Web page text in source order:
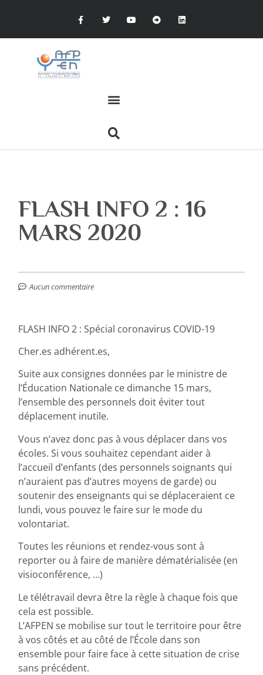
FLASH INFO 2 : 16
MARS 2020
Aucun commentaire
FLASH INFO 2 : Spécial coronavirus COVID-19
Cher.es adhérent.es,
Suite aux consignes données par le ministre de
l’Éducation Nationale ce dimanche 15 mars,
l’ensemble des personnels doit éviter tout
déplacement inutile.
Vous n’avez donc pas à vous déplacer dans vos
écoles. Si vous souhaitez cependant aider à
l’accueil d’enfants (des personnels soignants qui
n’auraient pas d’autres moyens de garde) ou
soutenir des enseignants qui se déplaceraient ce
lundi, vous pouvez le faire sur le mode du
volontariat.
Toutes les réunions et rendez-vous sont à
reporter ou à faire de manière dématérialisée (en
visioconférence, …)
Le télétravail devra être la règle à chaque fois que
cela est possible.
L’AFPEN se mobilise sur tout le territoire pour être
à vos côtés et au côté de l’École dans son
ensemble pour faire face à cette situation de crise
sans précédent.